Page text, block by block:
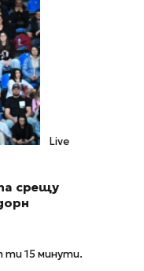
Live
срещу
ти 15 минути.